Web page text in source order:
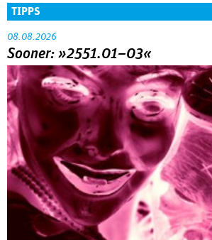
TIPPS
08.08.2026
Sooner: »2551.01–03«